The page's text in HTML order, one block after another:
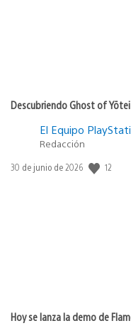
Descubriendo Ghost of
El Equipo
Redacción
Fecha
30 de junio de 2026 12
Hoy se lanza la demo de